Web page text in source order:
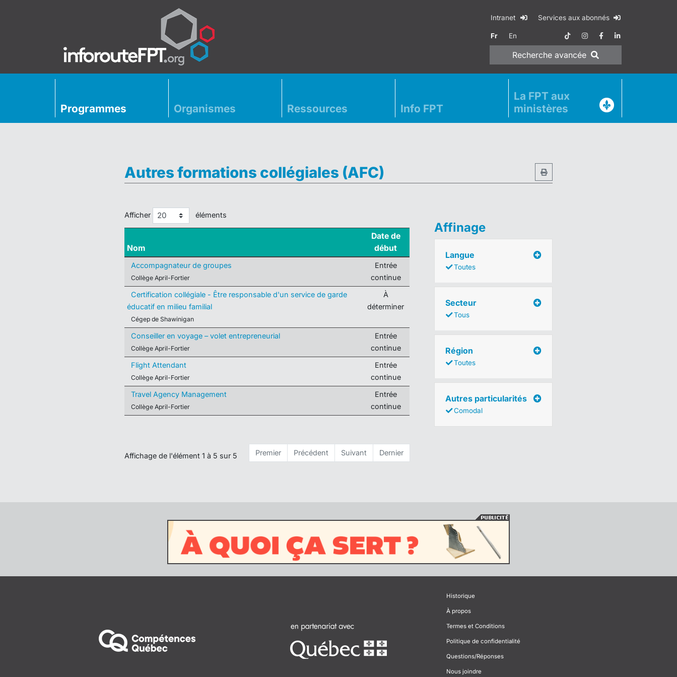
Intranet Services aux abonnés
Fr En
Recherche avancée
Programmes Organismes Ressources Info FPT
La FPT aux
ministères
Autres formations collégiales (AFC)
Afficher éléments
Nom
Date de
début
Accompagnateur de groupes
Collège April-Fortier
Entrée
continue
Certification collégiale - Être responsable d'un service de garde
éducatif en milieu familial
Cégep de Shawinigan
À
déterminer
Conseiller en voyage – volet entrepreneurial
Collège April-Fortier
Entrée
continue
Flight Attendant
Collège April-Fortier
Entrée
continue
Travel Agency Management
Collège April-Fortier
Entrée
continue
Affichage de l'élément 1 à 5 sur 5 Premier Précédent Suivant Dernier
Affinage
Langue
Toutes
Secteur
Tous
Région
Toutes
Autres particularités
Comodal
Historique
À propos
Termes et Conditions
Politique de confidentialité
Questions/Réponses
Nous joindre